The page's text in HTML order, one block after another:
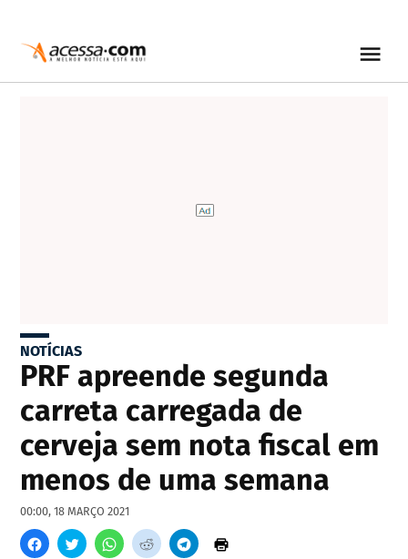
NOTÍCIAS
PRF apreende segunda
carreta carregada de
cerveja sem nota fiscal em
menos de uma semana
00:00, 18 MARÇO 2021